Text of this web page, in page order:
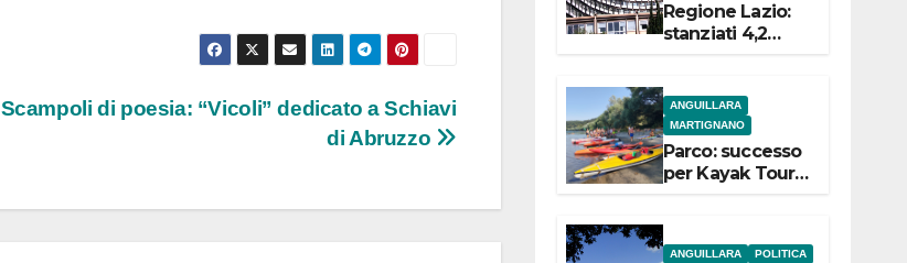
Scampoli di poesia: “Vicoli” dedicato a Schiavi
di Abruzzo
Regione Lazio:
stanziati 4,2
dell’Etruria
Meridionale
ANGUILLARA
MARTIGNANO
Parco: successo
per Kayak Tour a
ANGUILLARA POLITICA